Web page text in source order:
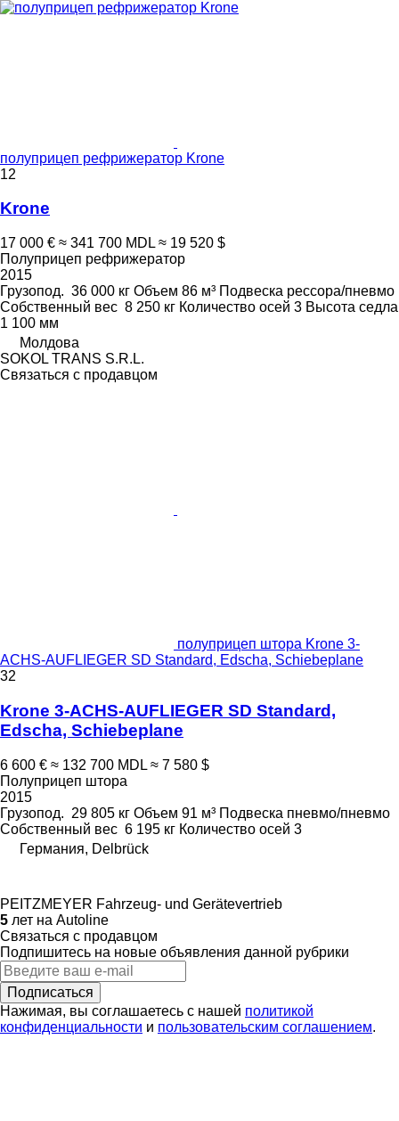
полуприцеп рефрижератор Krone
12
Krone
17 000 € ≈ 341 700 MDL ≈ 19 520 $
Полуприцеп рефрижератор
2015
Грузопод. 36 000 кг Объем 86 м³ Подвеска рессора/пневмо
Собственный вес 8 250 кг Количество осей 3 Высота седла
1 100 мм
Молдова
SOKOL TRANS S.R.L.
Связаться с продавцом
полуприцеп штора Krone 3-
ACHS-AUFLIEGER SD Standard, Edscha, Schiebeplane
32
Krone 3-ACHS-AUFLIEGER SD Standard,
Edscha, Schiebeplane
6 600 € ≈ 132 700 MDL ≈ 7 580 $
Полуприцеп штора
2015
Грузопод. 29 805 кг Объем 91 м³ Подвеска пневмо/пневмо
Собственный вес 6 195 кг Количество осей 3
Германия, Delbrück
PEITZMEYER Fahrzeug- und Gerätevertrieb
5 лет на Autoline
Связаться с продавцом
Подпишитесь на новые объявления данной рубрики
Подписаться
Нажимая, вы соглашаетесь с нашей политикой
конфиденциальности и пользовательским соглашением.